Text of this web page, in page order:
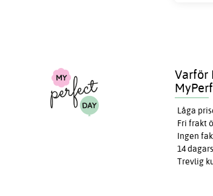
Varför
Låga
Fri frakt
Ingen
14
Trevlig